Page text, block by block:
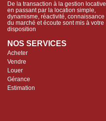
De la transaction à la gestion locative
en passant par la location simple,
dynamisme, réactivité, connaissance
du marché et écoute sont mis à votre
disposition
NOS SERVICES
Acheter
Vendre
Louer
Gérance
Estimation